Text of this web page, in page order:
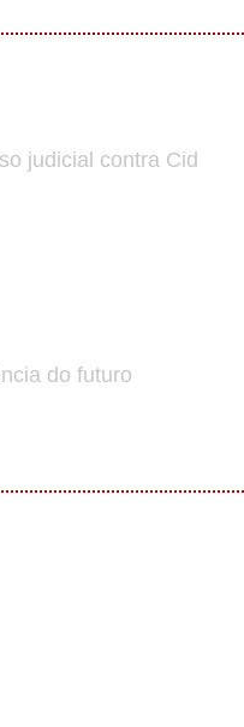
judicial contra Cid
do futuro